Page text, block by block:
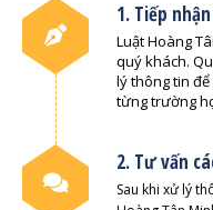
1. Tiếp
Luật Hoàng
quý khách.
lý thông tin
từng trường
2. Tư vấn
Sau khi xử lý